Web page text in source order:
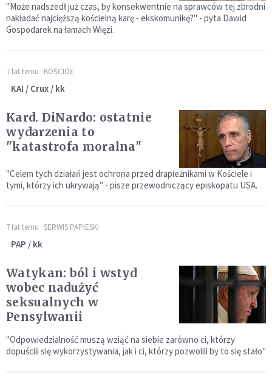
"Może nadszedł już czas, by konsekwentnie na sprawców tej zbrodni
nakładać najcięższą kościelną karę - ekskomunikę?" - pyta Dawid
Gospodarek na łamach Więzi.
7 lat temu KOŚCIÓŁ
KAI / Crux / kk
Kard. DiNardo: ostatnie
wydarzenia to
"katastrofa moralna"
"Celem tych działań jest ochrona przed drapieżnikami w Kościele i
tymi, którzy ich ukrywają" - pisze przewodniczący episkopatu USA.
7 lat temu SERWIS PAPIESKI
PAP / kk
Watykan: ból i wstyd
wobec nadużyć
seksualnych w
Pensylwanii
"Odpowiedzialność muszą wziąć na siebie zarówno ci, którzy
dopuścili się wykorzystywania, jak i ci, którzy pozwolili by to się stało"